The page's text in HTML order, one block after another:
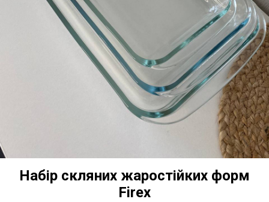
Набір скляних жаростійких форм
Firex